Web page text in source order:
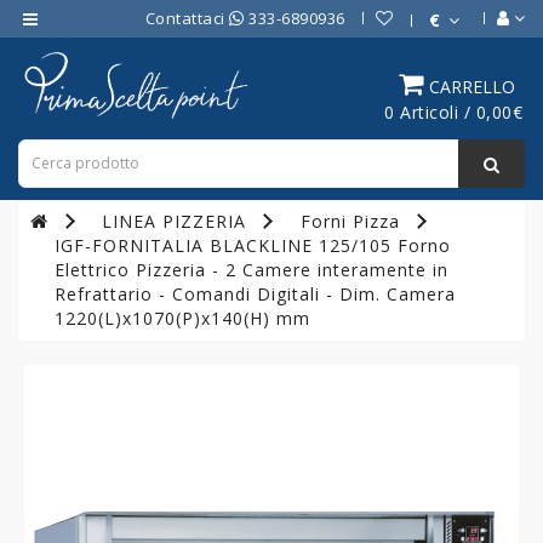
Contattaci 333-6890936 €
CARRELLO
0 Articoli / 0,00€
Category
ATTREZZATURE
BAR
ATTREZZATURE
PROFESSIONALI
CUCINA
LINEA
LINEA PIZZERIA
Forni Pizza
IGF-FORNITALIA BLACKLINE 125/105 Forno
Elettrico Pizzeria - 2 Camere interamente in
Refrattario - Comandi Digitali - Dim. Camera
1220(L)x1070(P)x140(H) mm